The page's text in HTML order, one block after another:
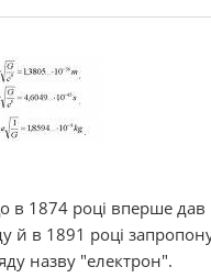
в 1874 році вперше дав
й в 1891 році
назву "електрон".